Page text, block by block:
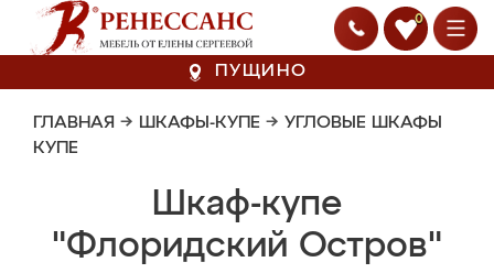
0
ПУЩИНО
ГЛАВНАЯ → ШКАФЫ-КУПЕ → УГЛОВЫЕ ШКАФЫ
КУПЕ
Шкаф-купе
"Флоридский Остров"